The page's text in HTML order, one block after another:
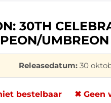
30TH
Releasedatum: 30
bestelbaar ✖ Geen